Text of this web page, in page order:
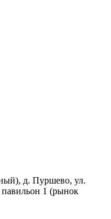
д. Пуршево, ул.
1 (рынок